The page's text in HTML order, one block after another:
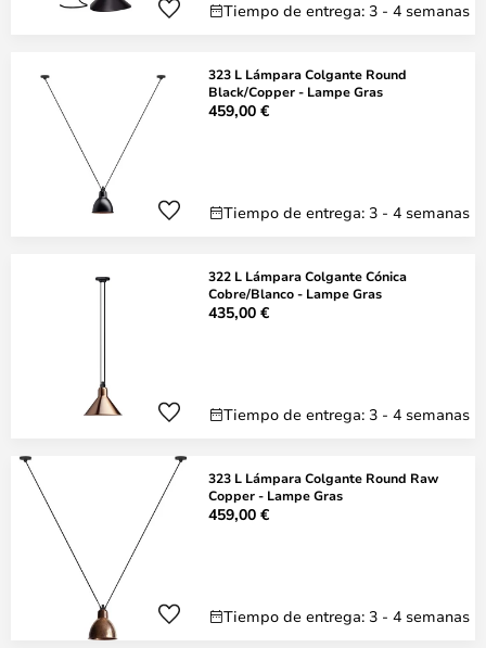
Tiempo de entrega: 3 - 4 semanas
323 L Lámpara Colgante Round
Black/Copper - Lampe Gras
459,00 €
Tiempo de entrega: 3 - 4 semanas
322 L Lámpara Colgante Cónica
Cobre/Blanco - Lampe Gras
435,00 €
Tiempo de entrega: 3 - 4 semanas
323 L Lámpara Colgante Round Raw
Copper - Lampe Gras
459,00 €
Tiempo de entrega: 3 - 4 semanas